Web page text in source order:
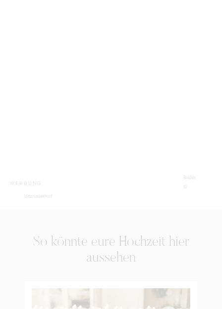
WERBUNG
Bilder
Vitznauerhof
So könnte eure Hochzeit hier
aussehen